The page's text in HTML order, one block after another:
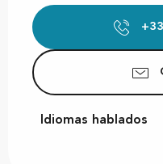
Idiomas hablados
Idiomas hablados